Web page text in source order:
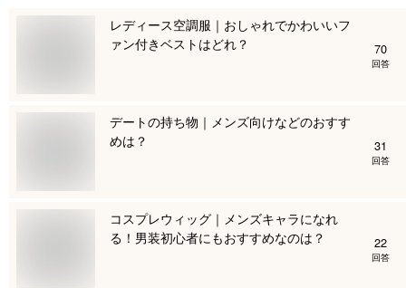
レディース空調服｜おしゃれでかわいいフ
ァン付きベストはどれ？
70
回答
デートの持ち物｜メンズ向けなどのおすす
めは？
31
回答
コスプレウィッグ｜メンズキャラになれ
る！男装初心者にもおすすめなのは？
22
回答